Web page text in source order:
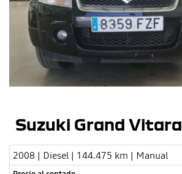
Suzuki Grand Vitara
2008 | Diesel | 144.475 km | Manual